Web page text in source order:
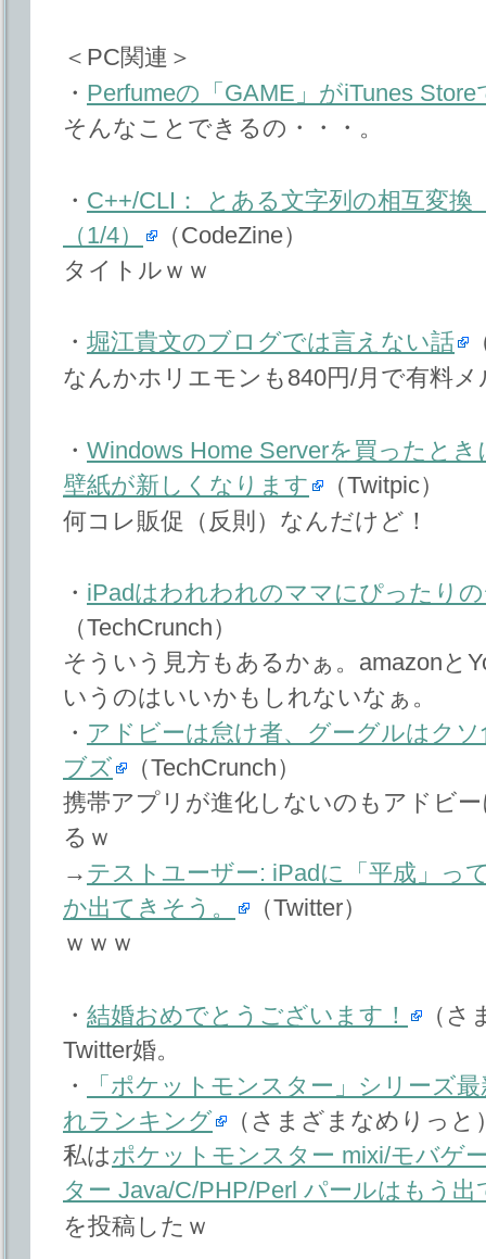
＜PC関連＞
・ Perfumeの「GAME」がiTunes Store
そんなことできるの・・・。
・ C++/CLI： とある文字列の相互変換
（1/4）
（CodeZine）
タイトルｗｗ
・ 堀江貴文のブログでは言えない話
なんかホリエモンも840円/月で有料
・ Windows Home Serverを買ったと
壁紙が新しくなります
（Twitpic）
何コレ販促（反則）なんだけど！
・ iPadはわれわれのママにぴったり
（TechCrunch）
そういう見方もあるかぁ。amazonと
いうのはいいかもしれないなぁ。
・ アドビーは怠け者、グーグルはク
ブズ
（TechCrunch）
携帯アプリが進化しないのもアドビ
るｗ
→ テストユーザー: iPadに「平成」っ
か出てきそう。
（Twitter）
ｗｗｗ
・ 結婚おめでとうございます！
（
Twitter婚。
・
「ポケットモンスター」シリーズ
れランキング
（さまざまなめりっと
私はポケットモンスター mixi/モバゲ
ター Java/C/PHP/Perl パールはもう出
を投稿したｗ